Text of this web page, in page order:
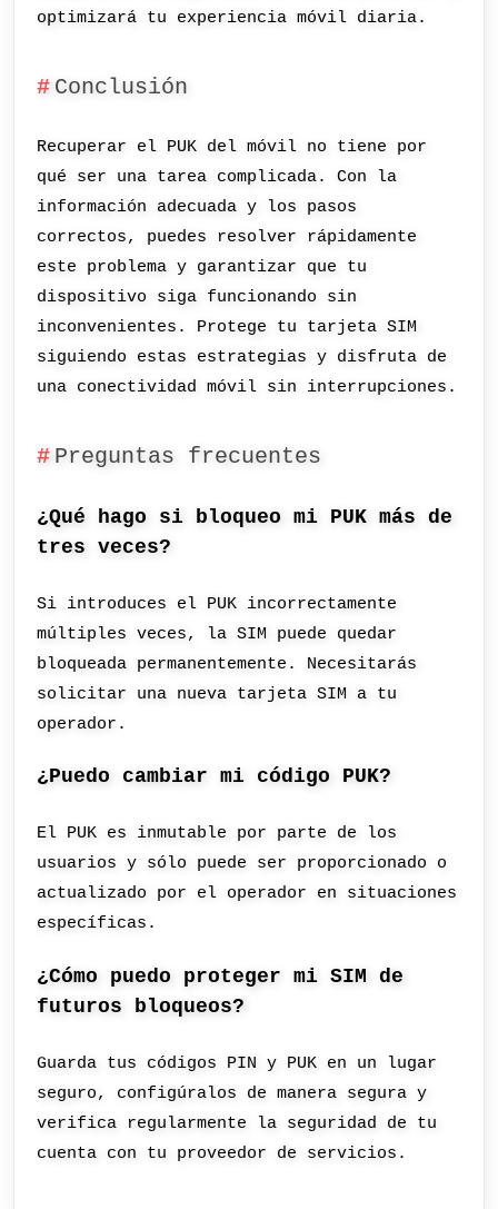
optimizará tu experiencia móvil diaria.
Conclusión
Recuperar el PUK del móvil no tiene por
qué ser una tarea complicada. Con la
información adecuada y los pasos
correctos, puedes resolver rápidamente
este problema y garantizar que tu
dispositivo siga funcionando sin
inconvenientes. Protege tu tarjeta SIM
siguiendo estas estrategias y disfruta de
una conectividad móvil sin interrupciones.
Preguntas frecuentes
¿Qué hago si bloqueo mi PUK más de
tres veces?
Si introduces el PUK incorrectamente
múltiples veces, la SIM puede quedar
bloqueada permanentemente. Necesitarás
solicitar una nueva tarjeta SIM a tu
operador.
¿Puedo cambiar mi código PUK?
El PUK es inmutable por parte de los
usuarios y sólo puede ser proporcionado o
actualizado por el operador en situaciones
específicas.
¿Cómo puedo proteger mi SIM de
futuros bloqueos?
Guarda tus códigos PIN y PUK en un lugar
seguro, configúralos de manera segura y
verifica regularmente la seguridad de tu
cuenta con tu proveedor de servicios.